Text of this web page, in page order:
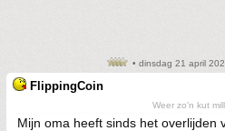
• dinsdag 21 april
FlippingCoin
Weer zo'n kut
Mijn oma heeft sinds het overlijden